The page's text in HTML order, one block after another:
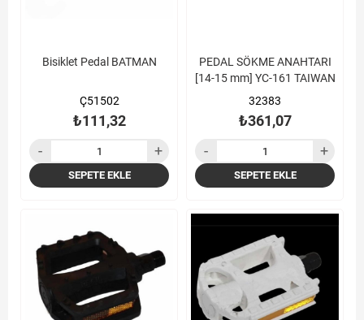
Bisiklet Pedal BATMAN
Ç51502
₺111,32
SEPETE EKLE
PEDAL SÖKME ANAHTARI
[14-15 mm] YC-161 TAIWAN
32383
₺361,07
SEPETE EKLE